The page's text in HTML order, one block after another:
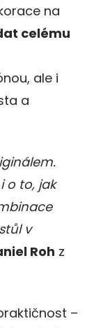
na
celému
ale i
a
o to, jak
v
Roh z
–